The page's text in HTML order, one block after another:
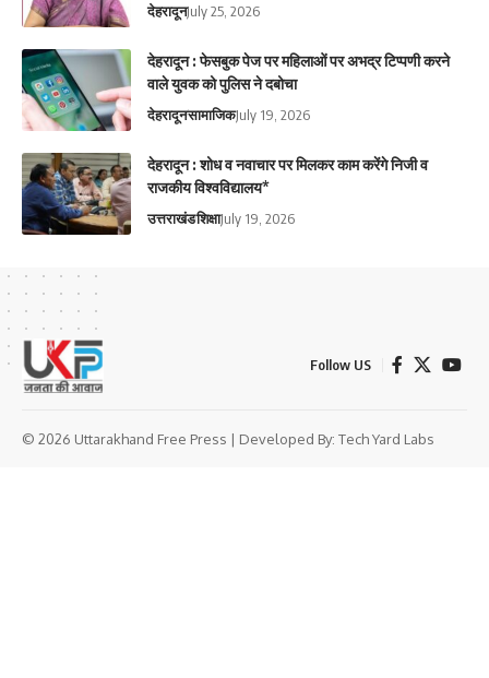
देहरादूनJuly 25, 2026
देहरादून : फेसबुक पेज पर महिलाओं पर अभद्र टिप्पणी करने
वाले युवक को पुलिस ने दबोचा
देहरादूनसामाजिकJuly 19, 2026
देहरादून : शोध व नवाचार पर मिलकर काम करेंगे निजी व
राजकीय विश्वविद्यालय*
उत्तराखंडशिक्षाJuly 19, 2026
Follow US
© 2026 Uttarakhand Free Press | Developed By: Tech Yard Labs